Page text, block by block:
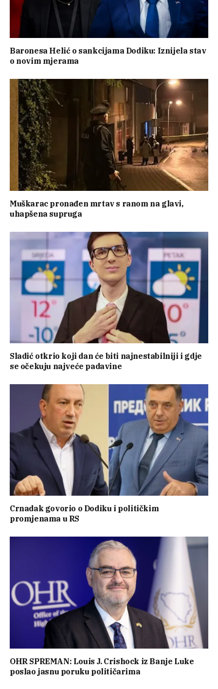
Baronesa Helić o sankcijama Dodiku: Iznijela stav
o novim mjerama
Muškarac pronađen mrtav s ranom na glavi,
uhapšena supruga
Sladić otkrio koji dan će biti najnestabilniji i gdje
se očekuju najveće padavine
Crnadak govorio o Dodiku i političkim
promjenama u RS
OHR SPREMAN: Louis J. Crishock iz Banje Luke
poslao jasnu poruku političarima